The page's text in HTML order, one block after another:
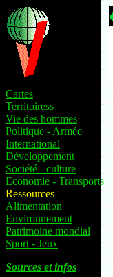
Cartes
Territoiress
Vie des hommes
Politique - Armée
International
Développement
Société - culture
Economie - Transports
Ressources
Alimentation
Environnement
Patrimoine mondial
Sport - Jeux
Sources et infos